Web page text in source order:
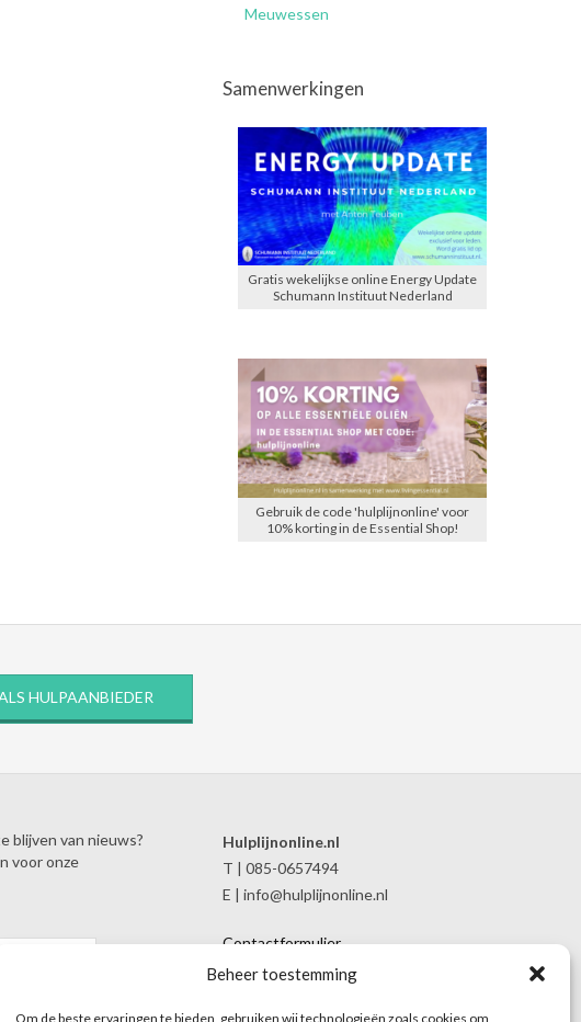
Beheer toestemming
Om de beste ervaringen te bieden, gebruiken wij technologieën zoals cookies om
Meuwessen
Samenwerkingen
Gratis wekelijkse online Energy Update
Schumann Instituut Nederland
Gebruik de code 'hulplijnonline' voor
10% korting in de Essential Shop!
HULPAANBIEDER
blijven van nieuws?
voor onze
Hulplijnonline.nl
T | 085-0657494
E | info@hulplijnonline.nl
Contactformulier
Over Hulplijnonline.nl